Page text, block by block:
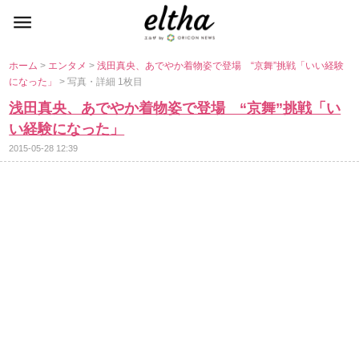
ホーム> エンタメ>浅田真央、あでやか着物姿で登場 “京舞”挑戦「いい経験
になった」> 写真・詳細 1枚目
浅田真央、あでやか着物姿で登場 “京舞”挑戦「い
い経験になった」
2015-05-28 12:39